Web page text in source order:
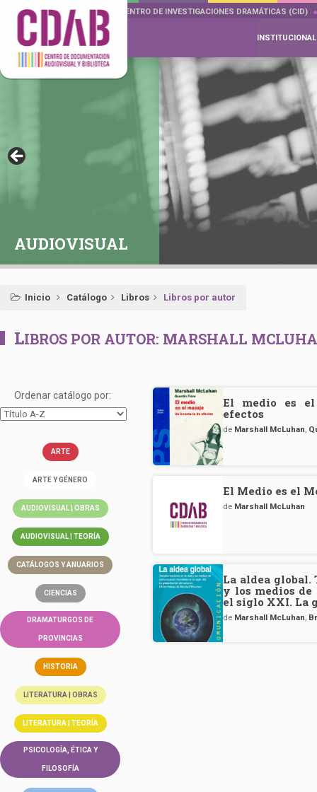
DOCUMENTA DRAMÁTICAS CENTRO DE INVESTIGACIONES DRAMÁTICAS (CID)
INSTITUCIONAL
AUDIOVISUAL
Inicio Catálogo Libros Libros por autor
LIBROS POR AUTOR: MARSHALL
Ordenar catálogo por:
ARTE
ARTE Y GÉNERO
AUDIOVISUAL | OBRAS
AUDIOVISUAL | TEORÍA
CATÁLOGOS Y ANUARIOS
CIENCIAS
DRAMATURGOS DE
PROVINCIAS
HISTORIA
LITERATURA | OBRAS
LITERATURA | TEORÍA
PSICOLOGÍA, ÉTICA Y
FILOSOFÍA
El medio es
efectos
de Marshall McLuhan,
El Medio es el
de Marshall McLuhan
La aldea
y los medios
el siglo XXI. La
de Marshall McLuhan,